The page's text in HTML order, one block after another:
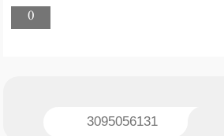
0
3095056131